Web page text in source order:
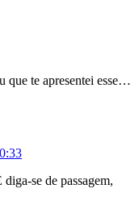
que te apresentei esse…
se de passagem,